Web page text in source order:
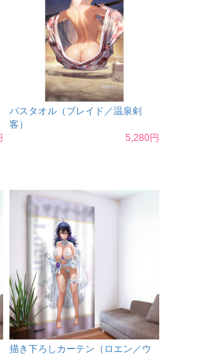
バスタオル（ブレイド／温泉剣
客）
5,280円
描き下ろしカーテン（ロエン／ウ